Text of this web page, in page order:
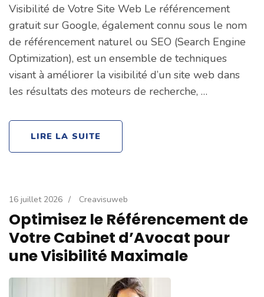
Visibilité de Votre Site Web Le référencement
gratuit sur Google, également connu sous le nom
de référencement naturel ou SEO (Search Engine
Optimization), est un ensemble de techniques
visant à améliorer la visibilité d’un site web dans
les résultats des moteurs de recherche, …
LIRE LA SUITE
16 juillet 2026 / Creavisuweb
Optimisez le Référencement de
Votre Cabinet d’Avocat pour
une Visibilité Maximale